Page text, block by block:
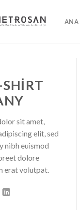
ANA
sit amet,
elit, sed
nibh euismod
dolore
erat volutpat.